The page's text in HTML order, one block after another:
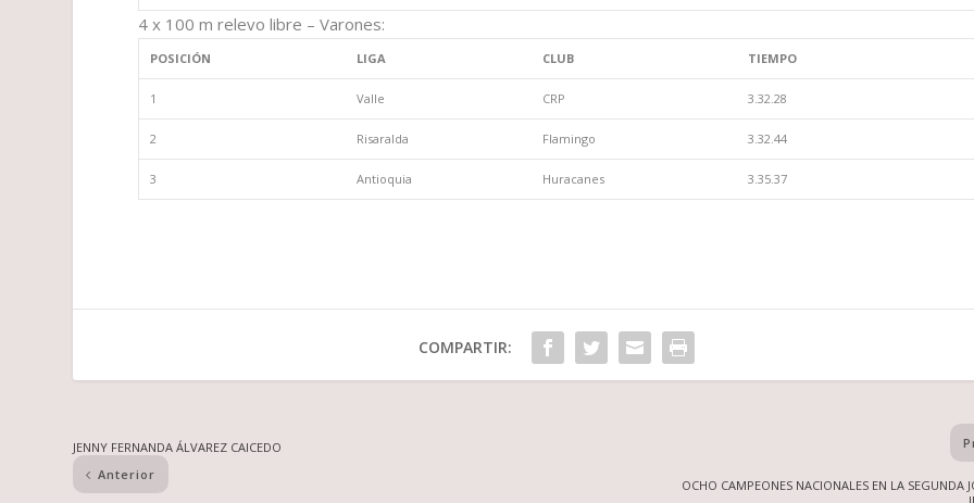
4 x 100 m relevo libre – Varones:
POSICIÓN LIGA CLUB TIEMPO
1 Valle CRP 3.32.28
2 Risaralda Flamingo 3.32.44
3 Antioquia Huracanes 3.35.37
COMPARTIR:
JENNY FERNANDA ÁLVAREZ CAICEDO
Anterior
OCHO CAMPEONES NACIONALES EN LA SEGUNDA